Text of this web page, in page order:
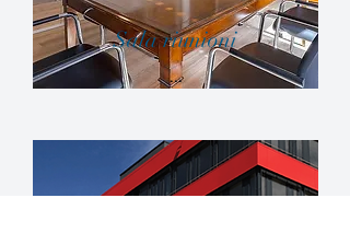
Sala riunioni
...